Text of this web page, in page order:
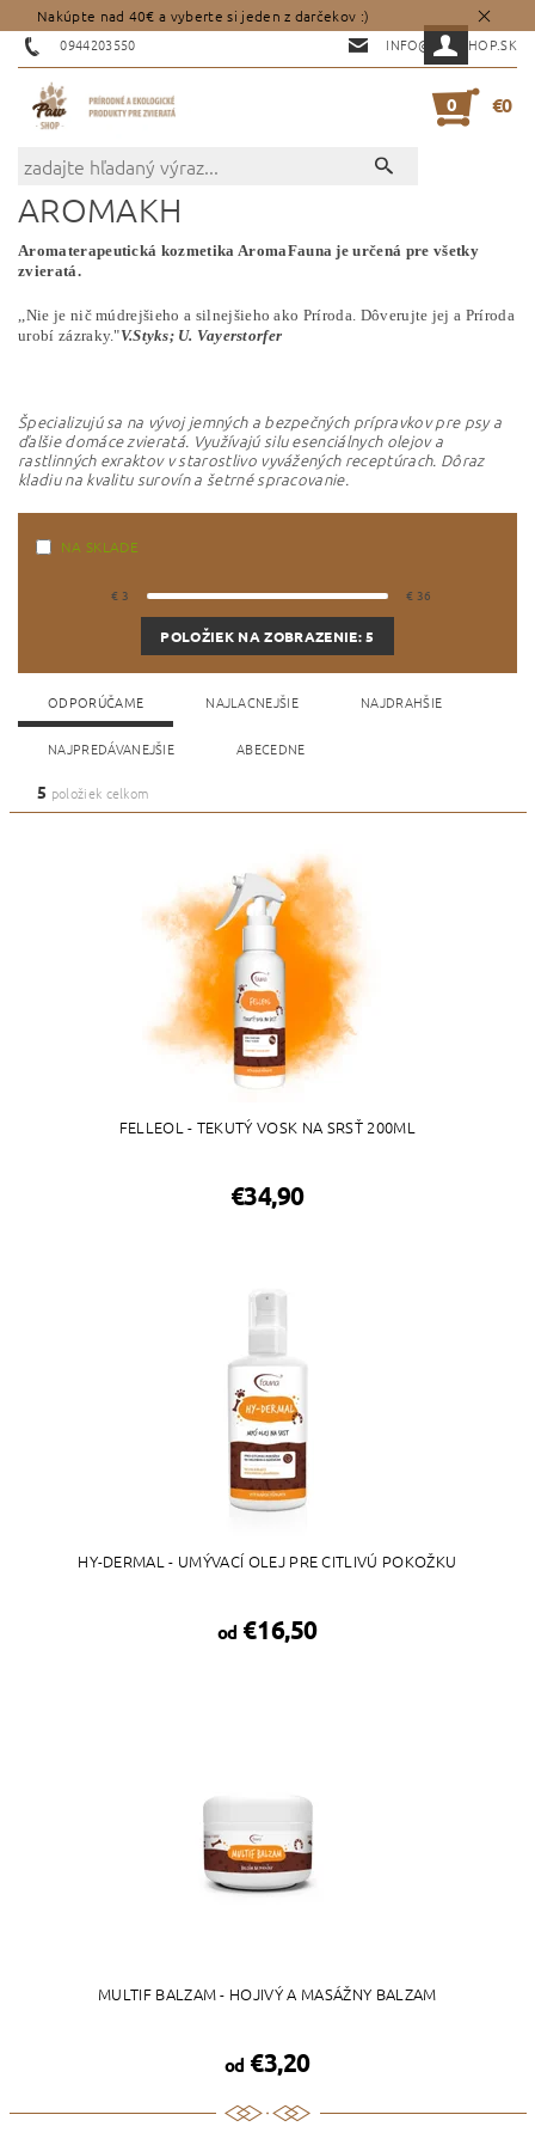
Nakúpte nad 40€ a vyberte si jeden z darčekov :)
0944203550
INFO@PAWSHOP.SK
0 €0
AROMAKH
Aromaterapeutická kozmetika AromaFauna je určená pre všetky
zvieratá.
,,Nie je nič múdrejšieho a silnejšieho ako Príroda. Dôverujte jej a Príroda
urobí zázraky."V.Styks; U. Vayerstorfer
Špecializujú sa na vývoj jemných a bezpečných prípravkov pre psy a
ďalšie domáce zvieratá. Využívajú silu esenciálnych olejov a
rastlinných exraktov v starostlivo vyvážených receptúrach. Dôraz
kladiu na kvalitu surovín a šetrné spracovanie.
NA SKLADE
€ 3 € 36
POLOŽIEK NA ZOBRAZENIE:5
ODPORÚČAME NAJLACNEJŠIE NAJDRAHŠIE
NAJPREDÁVANEJŠIE ABECEDNE
5 položiek celkom
FELLEOL - TEKUTÝ VOSK NA SRSŤ 200ML
€34,90
HY-DERMAL - UMÝVACÍ OLEJ PRE CITLIVÚ POKOŽKU
od €16,50
MULTIF BALZAM - HOJIVÝ A MASÁŽNY BALZAM
od €3,20